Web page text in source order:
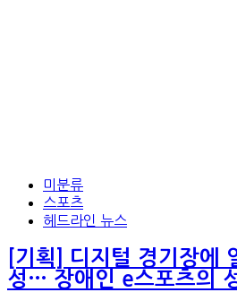
미분류
스포츠
헤드라인 뉴스
[기획] 디지털 경기장에
성… 장애인 e스포츠의